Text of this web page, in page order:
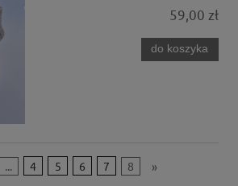
59,00 zł
do koszyka
... 4 5 6 7 8 »